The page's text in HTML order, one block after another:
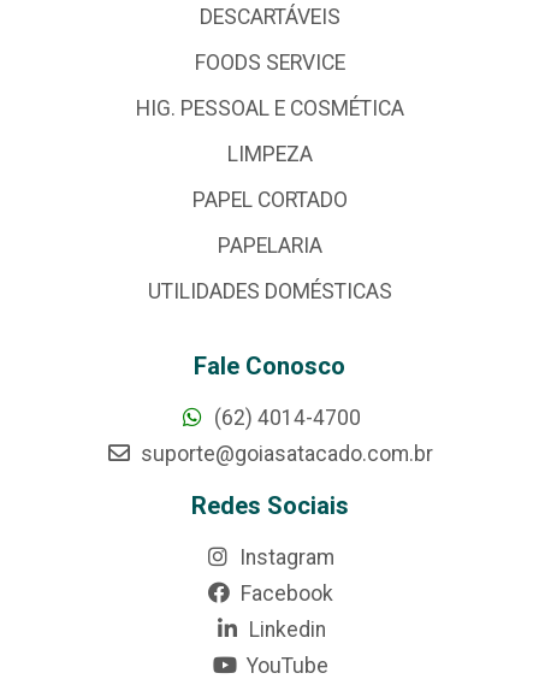
DESCARTÁVEIS
FOODS SERVICE
HIG. PESSOAL E COSMÉTICA
LIMPEZA
PAPEL CORTADO
PAPELARIA
UTILIDADES DOMÉSTICAS
Fale Conosco
(62) 4014-4700
suporte@goiasatacado.com.br
Redes Sociais
Instagram
Facebook
Linkedin
YouTube